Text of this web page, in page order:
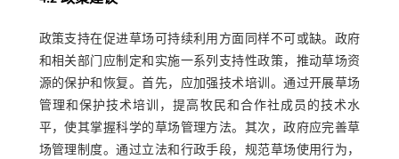
政策支持在促进草场可持续利用方面同样不可或缺。政府
和相关部门应制定和实施一系列支持性政策，推动草场资
源的保护和恢复。首先，应加强技术培训。通过开展草场
管理和保护技术培训，提高牧民和合作社成员的技术水
平，使其掌握科学的草场管理方法。其次，政府应完善草
场管理制度。通过立法和行政手段，规范草场使用行为，